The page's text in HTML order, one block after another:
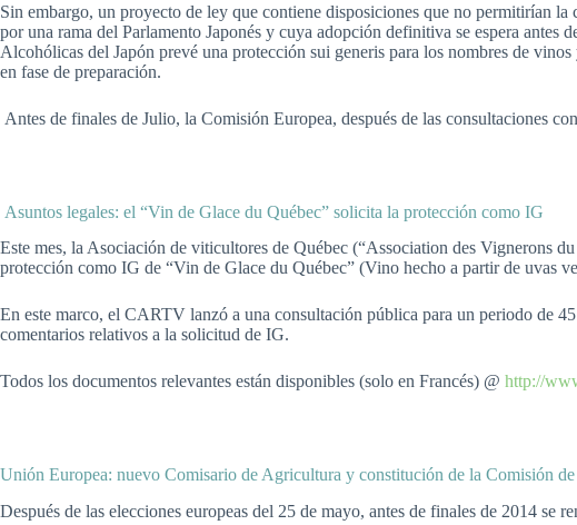
Sin embargo, un proyecto de ley que contiene disposiciones que no permitirían
por una rama del Parlamento Japonés y cuya adopción definitiva se espera
Alcohólicas del Japón prevé una protección sui generis para los nombres de
en fase de preparación.
Antes de finales de Julio, la Comisión Europea, después de las consultaciones
Asuntos legales: el “Vin de Glace du Québec” solicita la protección como IG
Este mes, la Asociación de viticultores de Québec (“Association des Vignerons
protección como IG de “Vin de Glace du Québec” (Vino hecho a partir de uvas
En este marco, el CARTV lanzó a una consultación pública para un periodo de
comentarios relativos a la solicitud de IG.
Todos los documentos relevantes están disponibles (solo en Francés) @ http://
Unión Europea: nuevo Comisario de Agricultura y constitución de la Comisión
Después de las elecciones europeas del 25 de mayo, antes de finales de 2014